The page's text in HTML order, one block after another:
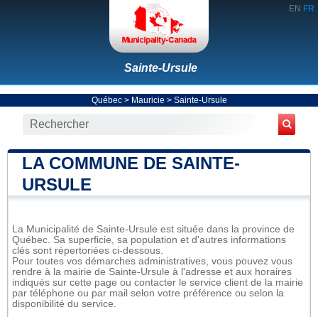
EN FR
Sainte-Ursule
Québec> Mauricie > Sainte-Ursule
LA COMMUNE DE SAINTE-
URSULE
La Municipalité de Sainte-Ursule est située dans la province de
Québec. Sa superficie, sa population et d'autres informations
clés sont répertoriées ci-dessous.
Pour toutes vos démarches administratives, vous pouvez vous
rendre à la mairie de Sainte-Ursule à l'adresse et aux horaires
indiqués sur cette page ou contacter le service client de la mairie
par téléphone ou par mail selon votre préférence ou selon la
disponibilité du service.